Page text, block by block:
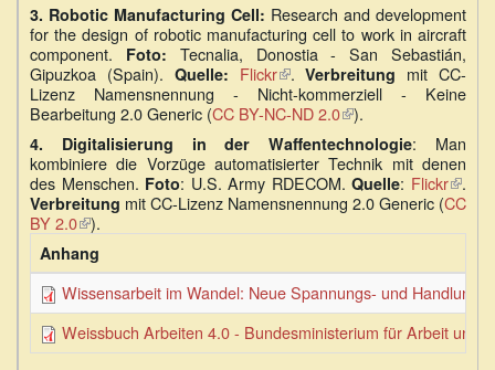
extern)
3. Robotic Manufacturing Cell: Research and development
for the design of robotic manufacturing cell to work in aircraft
component. Foto: Tecnalia, Donostia - San Sebastián,
Gipuzkoa (Spain). Quelle: Flickr(Link
ist
extern)
.Verbreitung mit CC-
Lizenz Namensnennung - Nicht-kommerziell - Keine
Bearbeitung 2.0 Generic (CC BY-NC-ND 2.0(Link
ist
extern)
).
4. Digitalisierung in der Waffentechnologie: Man
kombiniere die Vorzüge automatisierter Technik mit denen
des Menschen. Foto: U.S. Army RDECOM.Quelle: Flickr(Link
ist
.
Verbreitung mit CC-Lizenz Namensnennung 2.0 Generic (CC
BY 2.0(Link
extern)
).
Anhang
Wissensarbeit im Wandel: Neue Spannungs- und
Weissbuch Arbeiten 4.0 - Bundesministerium für Arbeit und